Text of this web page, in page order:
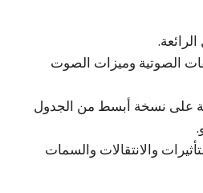
الصوتية وميزات الصوت
على نسخة أبسط من الجدول
والانتقالات والسمات